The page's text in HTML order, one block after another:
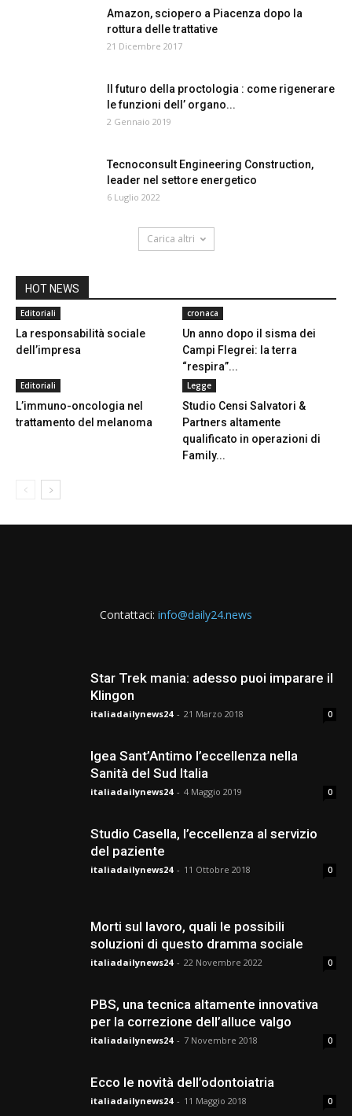
Amazon, sciopero a Piacenza dopo la
rottura delle trattative
21 Dicembre 2017
Il futuro della proctologia : come rigenerare
le funzioni dell’ organo...
2 Gennaio 2019
Tecnoconsult Engineering Construction,
leader nel settore energetico
6 Luglio 2022
Carica altri
HOT NEWS
Editoriali
La responsabilità sociale
dell’impresa
cronaca
Un anno dopo il sisma dei
Campi Flegrei: la terra
“respira”...
Editoriali
L’immuno-oncologia nel
trattamento del melanoma
Legge
Studio Censi Salvatori &
Partners altamente
qualificato in operazioni di
Family...
Contattaci: info@daily24.news
Star Trek mania: adesso puoi imparare il
Klingon
italiadailynews24 - 21 Marzo 2018 0
Igea Sant’Antimo l’eccellenza nella
Sanità del Sud Italia
italiadailynews24 - 4 Maggio 2019 0
Studio Casella, l’eccellenza al servizio
del paziente
italiadailynews24 - 11 Ottobre 2018 0
Morti sul lavoro, quali le possibili
soluzioni di questo dramma sociale
italiadailynews24 - 22 Novembre 2022 0
PBS, una tecnica altamente innovativa
per la correzione dell’alluce valgo
italiadailynews24 - 7 Novembre 2018 0
Ecco le novità dell’odontoiatria
italiadailynews24 - 11 Maggio 2018 0